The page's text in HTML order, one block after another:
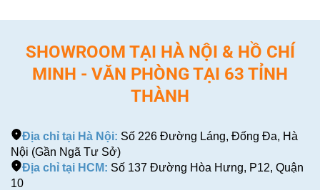
SHOWROOM TẠI HÀ NỘI & HỒ CHÍ
MINH - VĂN PHÒNG TẠI 63 TỈNH
THÀNH
Địa chỉ tại Hà Nội: Số 226 Đường Láng, Đống Đa, Hà
Nội (Gần Ngã Tư Sở)
Địa chỉ tại HCM: Số 137 Đường Hòa Hưng, P12, Quận
10